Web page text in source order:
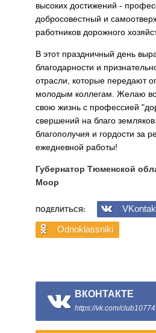
высоких достижений -
добросовестный и
работников дорожного
В этот праздничный день
благодарности и
отрасли, которые передают
молодым коллегам. Желаю
свою жизнь с профессией
свершений на благо
благополучия и гордости за
ежедневной работы!
Губернатор Тюменской
Моор
ПОДЕЛИТЬСЯ:
Odnoklassniki
ВКОНТАКТЕ
https://vk.com/